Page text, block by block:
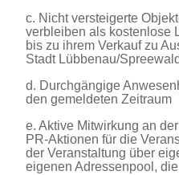
c. Nicht versteigerte
verbleiben als kostenlose
bis zu ihrem Verkauf zu
Stadt Lübbenau/Spreewald
d. Durchgängige
den gemeldeten Zeitraum
e. Aktive Mitwirkung an
PR-Aktionen für die
der Veranstaltung über
eigenen Adressenpool,